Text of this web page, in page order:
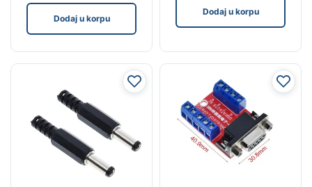
Dodaj u korpu
Dodaj u korpu